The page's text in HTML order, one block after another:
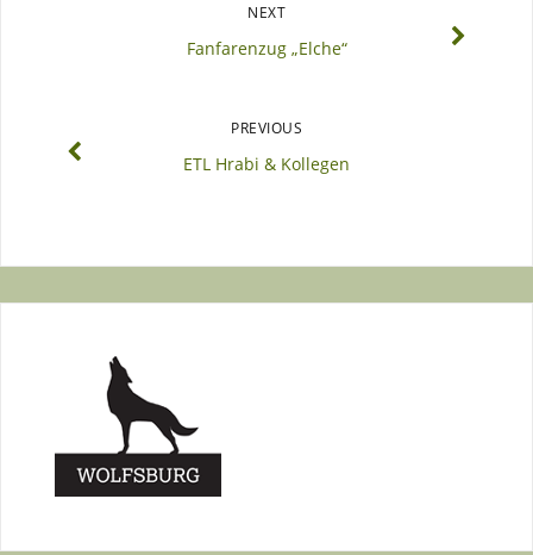
NEXT
Fanfarenzug „Elche“
PREVIOUS
ETL Hrabi & Kollegen